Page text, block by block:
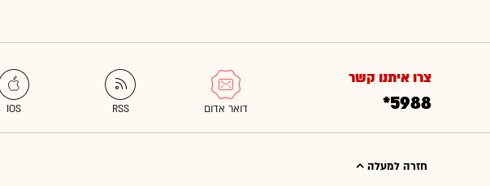
צרו איתנו קשר
*5988
חזרה למעלה